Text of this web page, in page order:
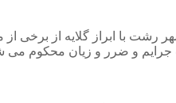
رشت با ابراز گلایه از
جرایم و ضرر و زیان محکوم